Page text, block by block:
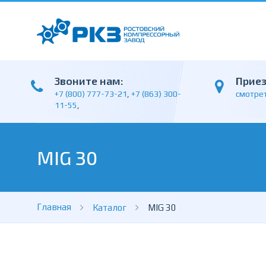
Звоните нам:
+7 (800) 777-73-21 +7 (863) 300-
11-55
MIG 30
Главная Каталог MIG 30